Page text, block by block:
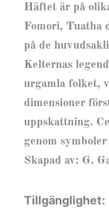
Häftet är på
Fomori, Tuatha
på de
Kelternas
urgamla folket,
dimensioner
uppskattning.
genom
Skapad av: G.
Tillgänglighet:
Celtic